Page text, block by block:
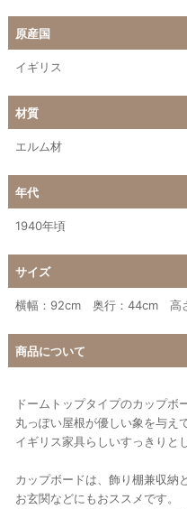
原産国
イギリス
材質
エルム材
年代
1940年頃
サイズ
横幅：92cm 奥行：44cm 高
商品について
ドームトップタイプのカップボ
丸っぽい屋根が優しい象を与え
イギリス家具らしいすっきりと
カップボードは、飾り棚兼収納
お玄関などにもおススメです。